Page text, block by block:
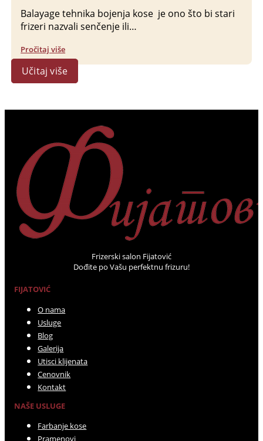
Balayage tehnika bojenja kose je ono što bi stari
frizeri nazvali senčenje ili…
Pročitaj više
Učitaj više
Frizerski salon Fijatović
Dođite po Vašu perfektnu frizuru!
FIJATOVIĆ
O nama
Usluge
Blog
Galerija
Utisci klijenata
Cenovnik
Kontakt
NAŠE USLUGE
Farbanje kose
Pramenovi